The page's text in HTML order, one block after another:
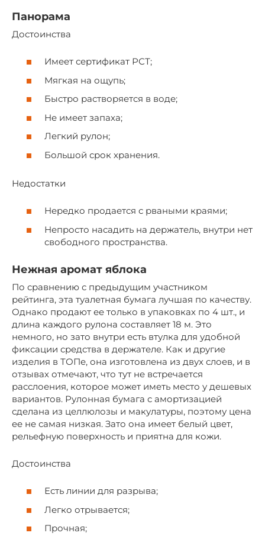
Панорама
Достоинства
Имеет сертификат РСТ;
Мягкая на ощупь;
Быстро растворяется в воде;
Не имеет запаха;
Легкий рулон;
Большой срок хранения.
Недостатки
Нередко продается с рваными краями;
Непросто насадить на держатель, внутри нет
свободного пространства.
Нежная аромат яблока
По сравнению с предыдущим участником
рейтинга, эта туалетная бумага лучшая по качеству.
Однако продают ее только в упаковках по 4 шт., и
длина каждого рулона составляет 18 м. Это
немного, но зато внутри есть втулка для удобной
фиксации средства в держателе. Как и другие
изделия в ТОПе, она изготовлена из двух слоев, и в
отзывах отмечают, что тут не встречается
расслоения, которое может иметь место у дешевых
вариантов. Рулонная бумага с амортизацией
сделана из целлюлозы и макулатуры, поэтому цена
ее не самая низкая. Зато она имеет белый цвет,
рельефную поверхность и приятна для кожи.
Достоинства
Есть линии для разрыва;
Легко отрывается;
Прочная;